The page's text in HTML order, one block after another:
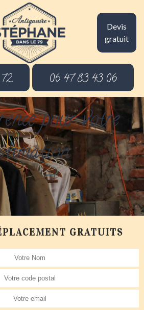
Devis
gratuit
06 47 83 43 06
pour votre
GRATUITS